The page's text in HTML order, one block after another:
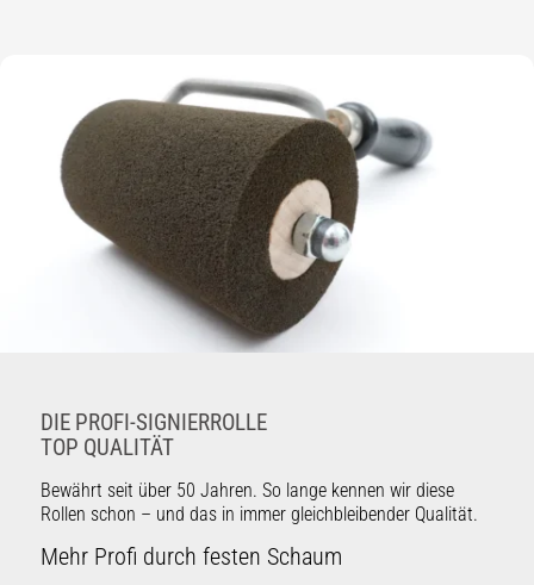
DIE PROFI-SIGNIERROLLE
TOP QUALITÄT
Bewährt seit über 50 Jahren. So lange kennen wir diese
Rollen schon – und das in immer gleichbleibender Qualität.
Mehr Profi durch festen Schaum